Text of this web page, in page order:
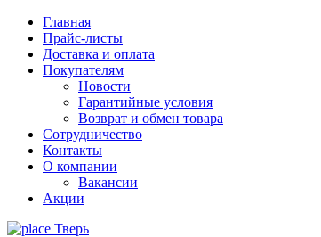
Главная
Прайс-листы
Доставка и оплата
Покупателям
Новости
Гарантийные условия
Возврат и обмен товара
Сотрудничество
Контакты
О компании
Вакансии
Акции
Тверь